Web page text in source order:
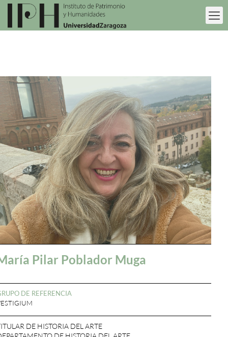
Pilar Poblador Muga
DE REFERENCIA
DE HISTORIA DEL ARTE